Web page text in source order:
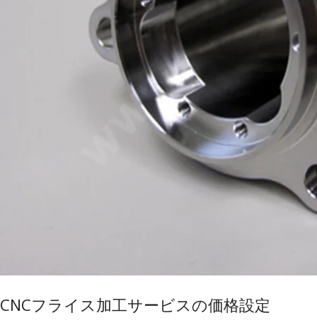
CNCフライス加工サービスの価格設定